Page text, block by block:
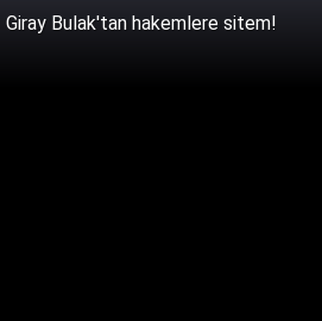
Giray Bulak'tan hakemlere sitem!